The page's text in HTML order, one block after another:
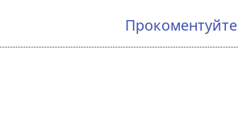
Прокоментуйте